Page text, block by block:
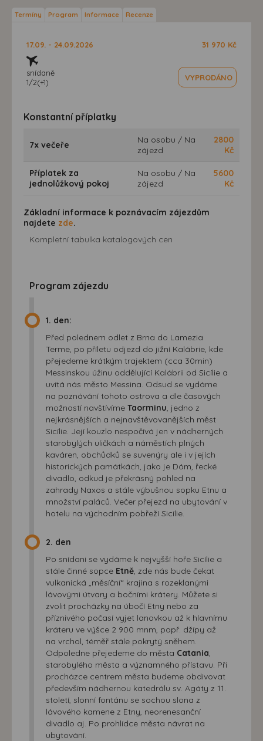
Termíny Program Informace Recenze
17.09. - 24.09.2026
snídaně
1/2(+1)
31 970 Kč
VYPRODÁNO
Konstantní příplatky
7x večeře
Na osobu / Na
zájezd
2800
Kč
Příplatek za
jednolůžkový pokoj
Na osobu / Na
zájezd
5600
Kč
Základní informace k poznávacím zájezdům
najdete zde.
Kompletní tabulka katalogových cen
Program zájezdu
1. den:
Před polednem odlet z Brna do Lamezia
Terme, po příletu odjezd do jižní Kalábrie, kde
přejedeme krátkým trajektem (cca 30min)
Messinskou úžinu oddělující Kalábrii od Sicílie a
uvítá nás město Messina. Odsud se vydáme
na poznávání tohoto ostrova a dle časových
možností navštívíme Taorminu , jedno z
nejkrásnějších a nejnavštěvovanějších měst
Sicílie. Její kouzlo nespočívá jen v nádherných
starobylých uličkách a náměstích plných
kaváren, obchůdků se suvenýry ale i v jejích
historických památkách, jako je Dóm, řecké
divadlo, odkud je překrásný pohled na
zahrady Naxos a stále výbušnou sopku Etnu a
množství paláců. Večer přejezd na ubytování v
hotelu na východním pobřeží Sicílie.
2. den
Po snídani se vydáme k nejvyšší hoře Sicílie a
stále činné sopce Etně , zde nás bude čekat
vulkanická „měsíční“ krajina s rozeklanými
lávovými útvary a bočními krátery. Můžete si
zvolit procházky na úbočí Etny nebo za
příznivého počasí vyjet lanovkou až k hlavnímu
kráteru ve výšce 2 900 mnm, popř. džípy až
na vrchol, téměř stále pokrytý sněhem.
Odpoledne přejedeme do města Catania
starobylého města a významného přístavu. Při
procházce centrem města budeme obdivovat
především nádhernou katedrálu sv. Agáty z 11.
století, slonní fontánu se sochou slona z
lávového kamene z Etny, neorenesanční
divadlo aj. Po prohlídce města návrat na
ubytování.